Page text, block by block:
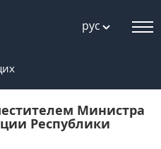
рус
Министра
Республики